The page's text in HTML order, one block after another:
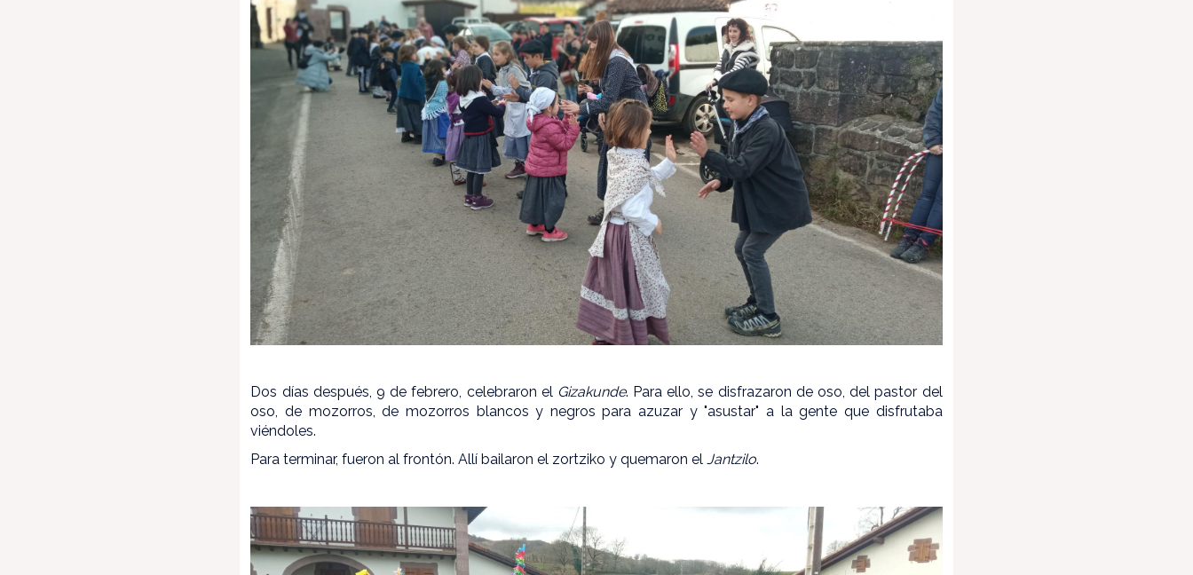
Dos días después, 9 de febrero, celebraron el Gizakunde. Para ello, se disfrazaron de oso, del pastor del
oso, de mozorros, de mozorros blancos y negros para azuzar y "asustar" a la gente que disfrutaba
viéndoles.
Para terminar, fueron al frontón. Allí bailaron el zortziko y quemaron elJantzilo.